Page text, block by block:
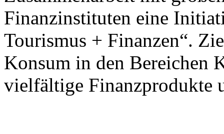
Finanzinstituten eine
Tourismus + Finanzen“.
Konsum in den Bereichen
vielfältige Finanzprodukte